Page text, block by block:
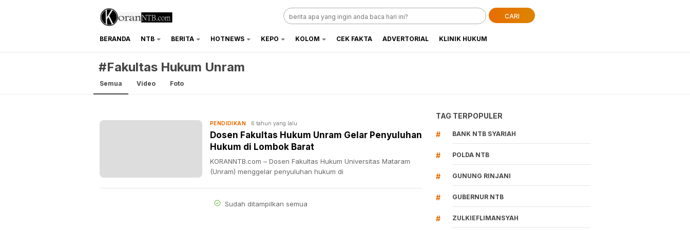
koranntb.com
CARI
BERANDA NTB BERITA HOTNEWS KEPO KOLOM CEK FAKTA ADVERTORIAL KLINIK HUKUM
#Fakultas Hukum Unram
Semua Video Foto
PENDIDIKAN 6 tahun yang lalu
Dosen Fakultas Hukum Unram Gelar Penyuluhan
Hukum di Lombok Barat
KORANNTB.com – Dosen Fakultas Hukum Universitas Mataram
(Unram) menggelar penyuluhan hukum di
Sudah ditampilkan semua
TAG TERPOPULER
# BANK NTB SYARIAH
# POLDA NTB
# GUNUNG RINJANI
# GUBERNUR NTB
# ZULKIEFLIMANSYAH